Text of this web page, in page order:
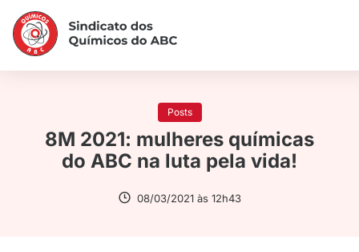
Posts
8M 2021: mulheres químicas
do ABC na luta pela vida!
08/03/2021 às 12h43